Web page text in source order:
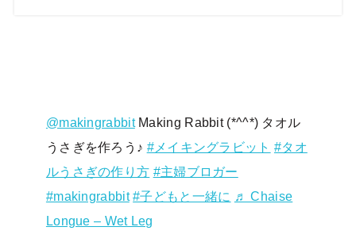
@makingrabbitMaking Rabbit (*^^*) タオル
うさぎを作ろう♪ #メイキングラビット #タオ
ルうさぎの作り方 #主婦ブロガー
#makingrabbit #子どもと一緒に ♬ Chaise
Longue – Wet Leg